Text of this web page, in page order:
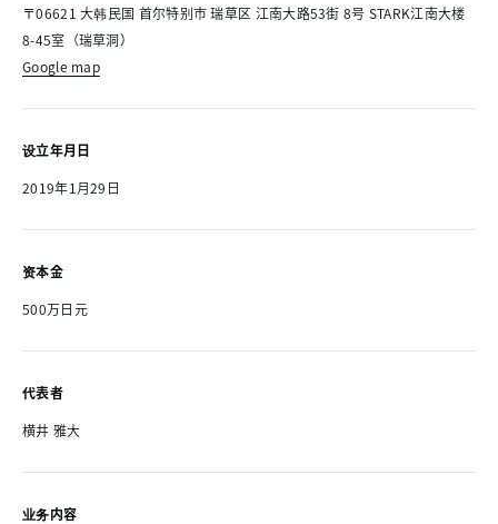
〒06621 大韩民国 首尔特别市 瑞草区 江南大路53街 8号 STARK江南大楼
8-45室（瑞草洞）
Google map
设立年月日
2019年1月29日
资本金
500万日元
代表者
横井 雅大
业务内容